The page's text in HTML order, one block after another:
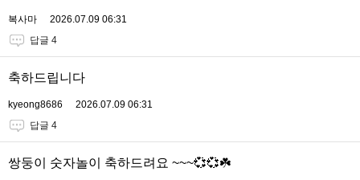
복사마
2026.07.09 06:31
답글 4
축하드립니다
kyeong8686
2026.07.09 06:31
답글 4
쌍둥이 숫자놀이 축하드려요 ~~~💞💞☘️